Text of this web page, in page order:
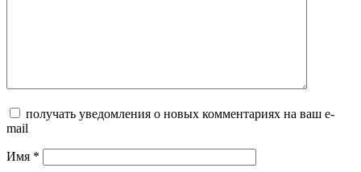
получать уведомления о новых комментариях на ваш e-
mail
Имя *